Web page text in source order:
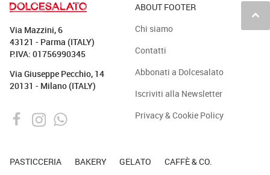
keyboard_arrow_up
Via Mazzini, 6
43121 - Parma (ITALY)
P.IVA: 01756990345
Via Giuseppe Pecchio, 14
20131 - Milano (ITALY)
ABOUT FOOTER
Chi siamo
Contatti
Abbonati a Dolcesalato
Iscriviti alla Newsletter
Privacy & Cookie Policy
PASTICCERIA BAKERY GELATO CAFFÈ & CO.